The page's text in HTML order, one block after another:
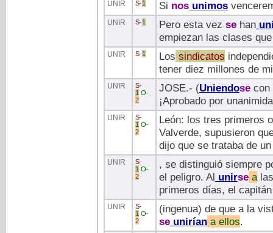
UNIR S-1 Si nosunimos
UNIR S-1 Pero esta vez sehan
empiezan las clases
UNIR S-1 Los sindicatos
tener diez millones de
UNIR S-
1 O-
2
JOSE.- (Uniendosecon
¡Aprobado por
UNIR S-
1 O-
2
León: los tres primeros
Valverde, supusieron
dijo que se trataba de
UNIR S-
1 O-
2
, se distinguió siempre
el peligro. Al unirsealas
primeros días, el
UNIR S-
1 O-
2
(ingenua) de que a la
seuniríanaellos.